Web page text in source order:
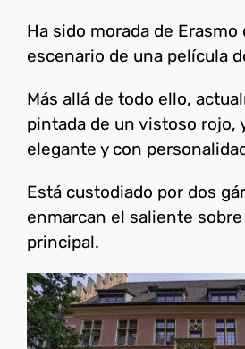
Ha sido morada de Erasmo
escenario de una película
Más allá de todo ello,
pintada de un vistoso rojo,
elegante y con
Está custodiado por dos
enmarcan el saliente
principal.